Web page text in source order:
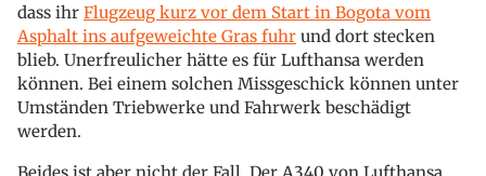
dass ihr Flugzeug kurz vor dem Start in Bogota vom
Asphalt ins aufgeweichte Gras fuhr und dort stecken
blieb. Unerfreulicher hätte es für Lufthansa werden
können. Bei einem solchen Missgeschick können unter
Umständen Triebwerke und Fahrwerk beschädigt
werden.